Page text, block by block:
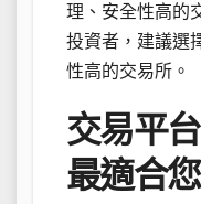
理、安全性高的
投資者，建議選
性高的交易所。
交易平
最適合